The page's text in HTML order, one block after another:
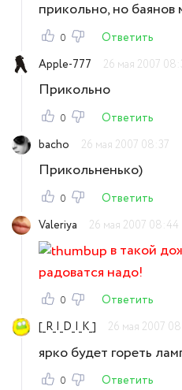
прикольно, но баянов
0
Ответить
Apple-777
26 мая 2007
Прикольно
0
Ответить
bacho
26 мая 2007 08:37
Прикольненько)
0
Ответить
Valeriya
26 мая 2007 08:44
в такой
радоватся надо!
0
Ответить
[_R_I_D_I_K_]
26 мая 2007
ярко будет гореть
0
Ответить